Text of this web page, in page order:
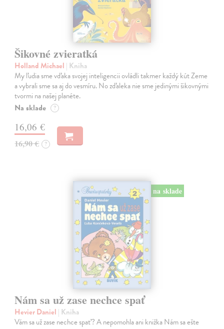
Šikovné zvieratká
Holland Michael | Kniha
My ľudia sme vďaka svojej inteligencii ovládli takmer každý kút Zeme
a vybrali sme sa aj do vesmíru. No zďaleka nie sme jedinými šikovnými
tvormi na našej planéte.
Na sklade ?
16,06 €
16,90 € ?
na sklade
Nám sa už zase nechce spať
Hevier Daniel | Kniha
Vám sa už zase nechce spať? A nepomohla ani knižka Nám sa ešte